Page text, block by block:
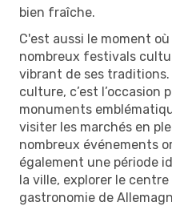
bien fraîche.
C'est aussi le moment
nombreux festivals
vibrant de ses traditions.
culture, c’est l’occasion
monuments
visiter les marchés en
nombreux événements
également une période
la ville, explorer le
gastronomie de